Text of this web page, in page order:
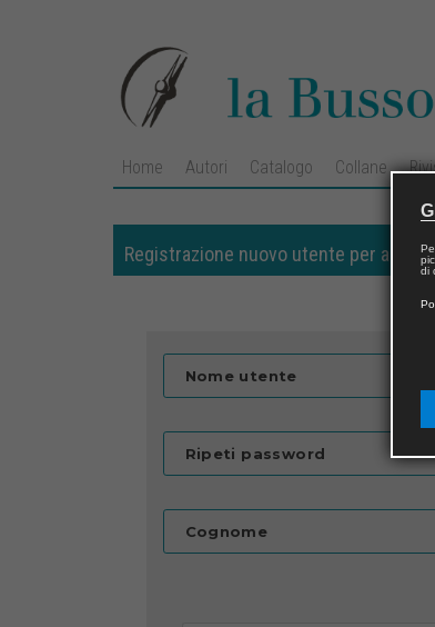
Home Autori Catalogo Collane
Registrazione nuovo utente per
Nome utente
Ripeti password
Cognome
di